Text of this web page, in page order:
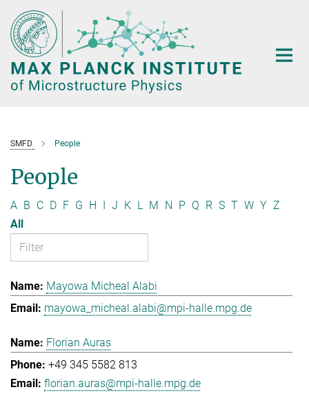
Main-
Content
SMFD People
People
A B C D F G H I J K L M N P Q R S T W Y Z
All
Mayowa Micheal Alabi
mayowa_micheal.alabi@mpi-halle.mpg.de
Florian Auras
+49 345 5582 813
florian.auras@mpi-halle.mpg.de